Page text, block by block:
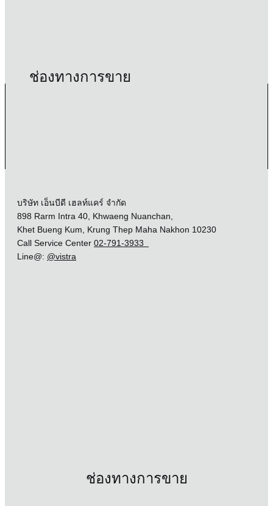
ช่องทางการขาย
บริษัท เอ็นบีดี เฮลท์แคร์ จำกัด
898 Rarm Intra 40, Khwaeng Nuanchan,
Khet Bueng Kum, Krung Thep Maha Nakhon 10230
Call Service Center 02-791-3933
Line@: @vistra
ช่องทางการขาย